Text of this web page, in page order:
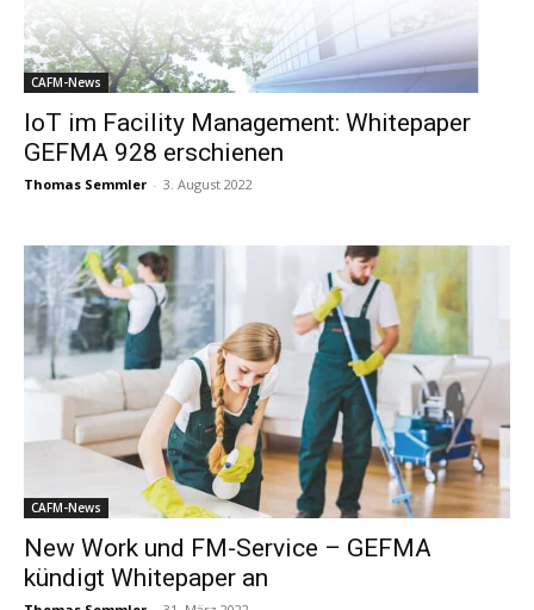
CAFM-News
IoT im Facility Management: Whitepaper
GEFMA 928 erschienen
Thomas Semmler - 3. August 2022
CAFM-News
New Work und FM-Service – GEFMA
kündigt Whitepaper an